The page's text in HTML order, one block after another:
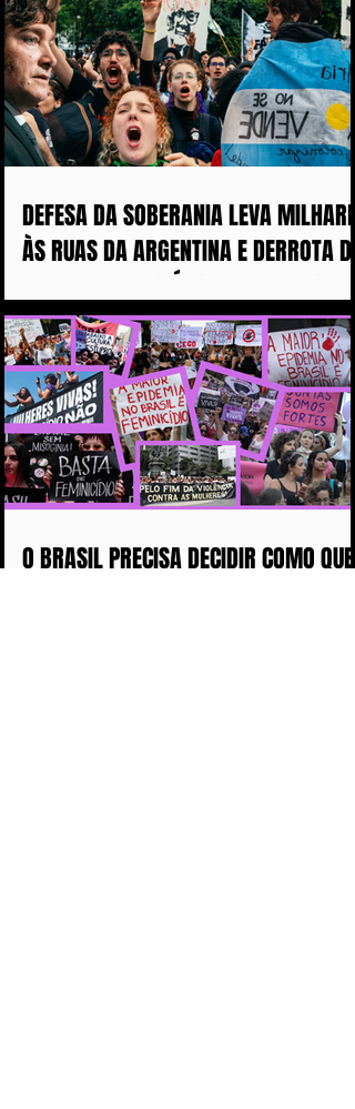
DEFESA DA SOBERANIA LEVA MILHARES
ÀS RUAS DA ARGENTINA E DERROTA DE
MILEI ABALA POLÍTICA IMPERIALISTA
DE TRUMP
O BRASIL PRECISA DECIDIR COMO QUER